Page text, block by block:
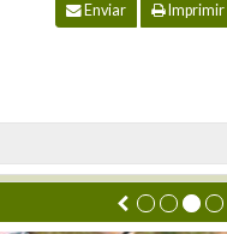
Enviar Imprimir